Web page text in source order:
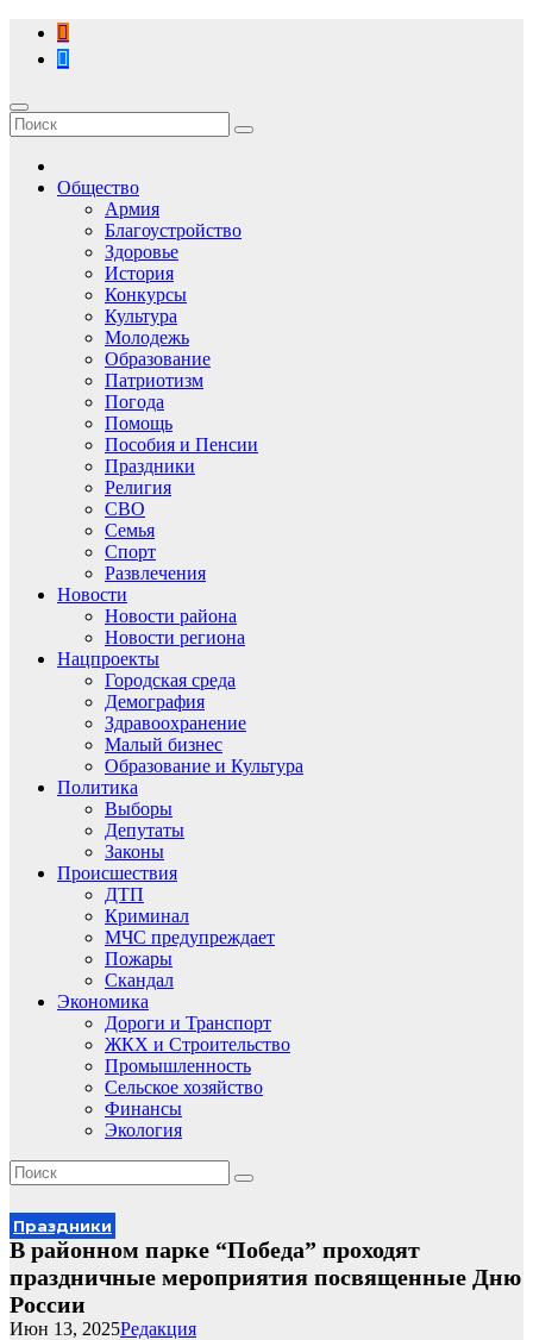
Перейти
содержимому
Общество
Армия
Благоустройство
Здоровье
История
Конкурсы
Культура
Молодежь
Образование
Патриотизм
Погода
Помощь
Пособия и Пенсии
Праздники
Религия
СВО
Семья
Спорт
Развлечения
Новости
Новости района
Новости региона
Нацпроекты
Городская среда
Демография
Здравоохранение
Малый бизнес
Образование и Культура
Политика
Выборы
Депутаты
Законы
Происшествия
ДТП
Криминал
МЧС предупреждает
Пожары
Скандал
Экономика
Дороги и Транспорт
ЖКХ и Строительство
Промышленность
Сельское хозяйство
Финансы
Экология
Праздники
В районном парке “Победа” проходят
праздничные мероприятия посвященные Дню
России
Редакция
Июн 13, 2025